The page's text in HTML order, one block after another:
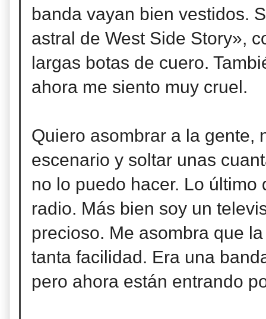
banda vayan bien vestidos.
astral de West Side Story»,
largas botas de cuero.
ahora me siento muy cruel.
Quiero asombrar a la gente,
escenario y soltar unas
no lo puedo hacer. Lo
radio. Más bien soy un
precioso. Me asombra que
tanta facilidad. Era una
pero ahora están entrando